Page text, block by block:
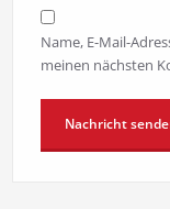
Name, E-Mail-
meinen nächsten